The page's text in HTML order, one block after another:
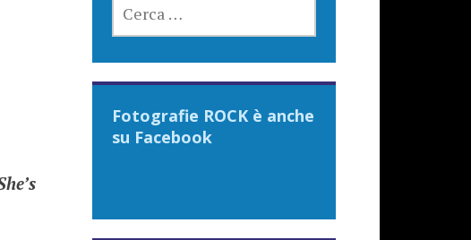
PER:
Fotografie ROCK è anche
su Facebook